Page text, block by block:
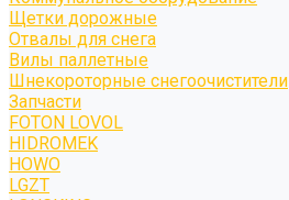
Щетки дорожные
Отвалы для снега
Вилы паллетные
Шнекороторные снегоочистители
Запчасти
FOTON LOVOL
HIDROMEK
HOWO
LGZT